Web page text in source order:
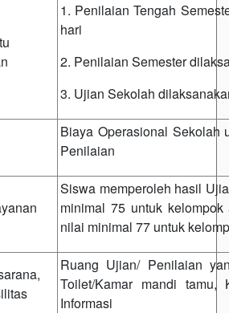
1. Penilaian Tengah
hari
2. Penilaian Semester
3. Ujian Sekolah
Biaya Operasional Sekolah
Penilaian
Siswa memperoleh hasil
minimal 75 untuk
nilai minimal 77 untuk
Ruang Ujian/ Penilaian
Toilet/Kamar mandi tamu,
Informasi